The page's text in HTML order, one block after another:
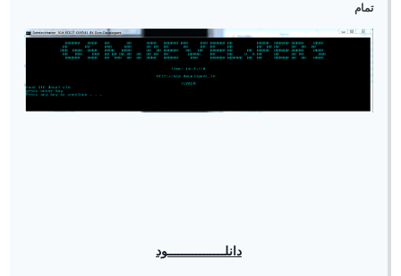
تمام
دانلــــــــــــــــود